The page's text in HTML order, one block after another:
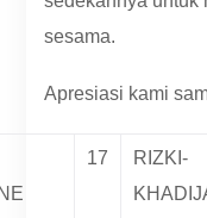
sesama.
Apresiasi kami
17
RIZKI-